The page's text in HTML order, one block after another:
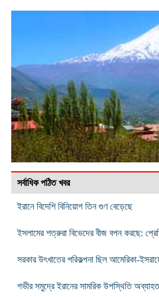
সর্বাধিক পঠিত খবর
ইরানে বিদেশি বিনিয়োগ তিন গুণ বেড়েছে
ইসলামের শত্রুরা বিভেদের বীজ বপন করছে:
সরকার উৎখাতের পরিকল্পনা ছিল আমেরিকা-
গভীর সমুদ্রে ইরানের সামরিক উপস্থিতি